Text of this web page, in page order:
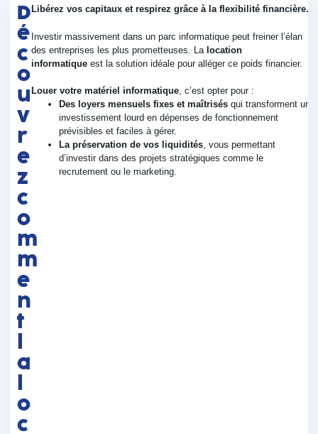
D
é
c
o
u
v
r
e
z
c
o
m
m
e
n
t
a
o
c
Libérez vos capitaux et respirez grâce à la flexibilité financière.
Investir massivement dans un parc informatique peut freiner l’élan
des entreprises les plus prometteuses. La location
informatique est la solution idéale pour alléger ce poids financier.
Louer votre matériel informatique, c’est opter pour :
Des loyers mensuels fixes et maîtrisés qui transforment un
investissement lourd en dépenses de fonctionnement
prévisibles et faciles à gérer.
La préservation de vos liquidités, vous permettant
d’investir dans des projets stratégiques comme le
recrutement ou le marketing.